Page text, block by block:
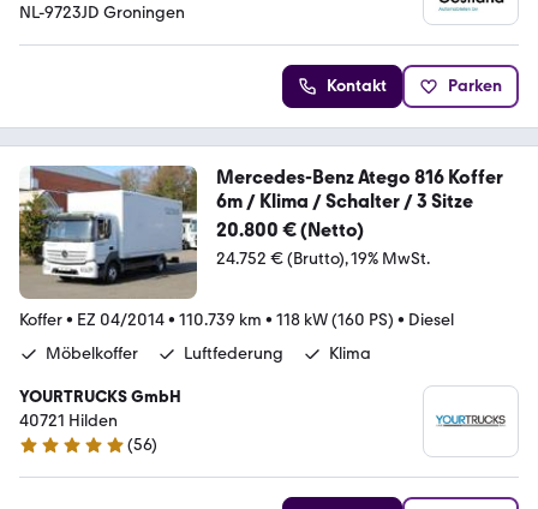
NL-9723JD Groningen
Kontakt Parken
Mercedes-Benz Atego 816 Koffer
6m / Klima / Schalter / 3 Sitze
20.800 € (Netto)
24.752 € (Brutto) 19% MwSt.
Koffer• EZ 04/2014• 110.739 km • 118 kW (160 PS) • Diesel
Möbelkoffer
Luftfederung Klima
YOURTRUCKS GmbH
40721 Hilden
5 Sterne
(56)